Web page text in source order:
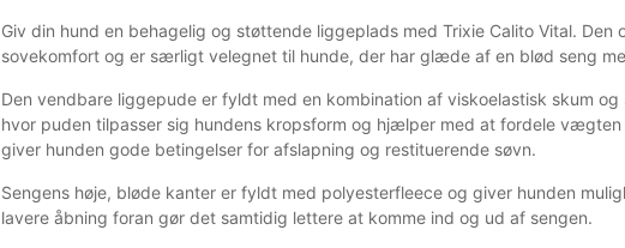
Giv din hund en behagelig og støttende liggeplads med Trixie Calito Vital.
sovekomfort og er særligt velegnet til hunde, der har glæde af en blød seng
Den vendbare liggepude er fyldt med en kombination af viskoelastisk skum
hvor puden tilpasser sig hundens kropsform og hjælper med at fordele
giver hunden gode betingelser for afslapning og restituerende søvn.
Sengens høje, bløde kanter er fyldt med polyesterfleece og giver hunden
lavere åbning foran gør det samtidig lettere at komme ind og ud af sengen.